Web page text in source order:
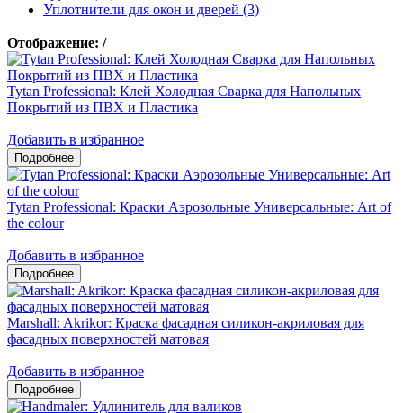
Уплотнители для окон и дверей (3)
Отображение: /
Tytan Professional: Клей Холодная Сварка для Напольных
Покрытий из ПВХ и Пластика
Добавить в избранное
Tytan Professional: Краски Аэрозольные Универсальные: Art of
the colour
Добавить в избранное
Marshall: Akrikor: Краска фасадная силикон-акриловая для
фасадных поверхностей матовая
Добавить в избранное